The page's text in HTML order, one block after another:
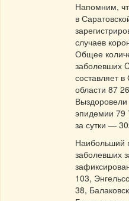
Напомним,
в
случаев
Общее
заболевших
составляет в
области 87
эпидемии 79
за сутки —
Наибольший
заболевших
103,
38,